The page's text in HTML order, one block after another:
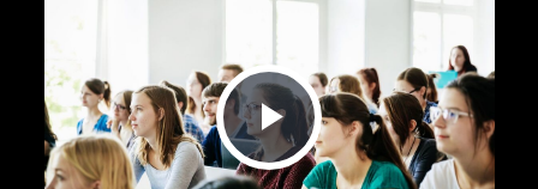
Play Video